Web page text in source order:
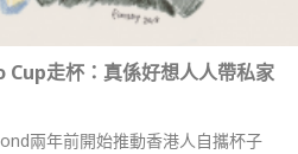
Cup走杯：真係好想人人帶私家
兩年前開始推動香港人自攜杯子